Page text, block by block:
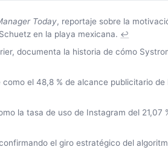
Today, reportaje sobre la
en la playa mexicana. ↩
documenta la historia de cómo
el 48,8 % de alcance publicitario
la tasa de uso de Instagram del 21,07
el giro estratégico del